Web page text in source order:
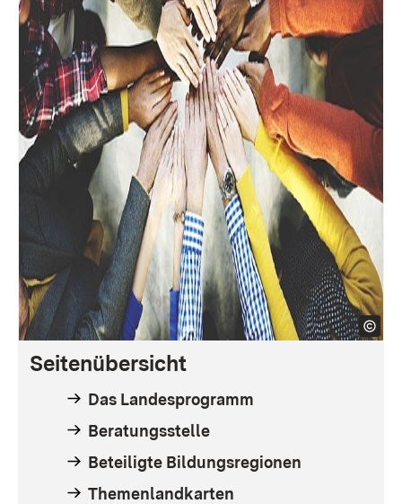
Seitenübersicht
Das Landesprogramm
Beratungsstelle
Beteiligte Bildungsregionen
Themenlandkarten